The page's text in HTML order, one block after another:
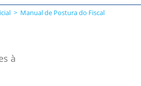
> Manual de Postura do Fiscal
à